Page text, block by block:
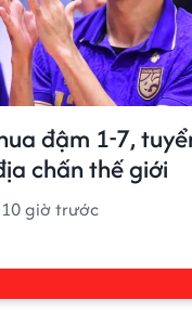
đậm 1-7,
chấn thế giới
10 giờ trước